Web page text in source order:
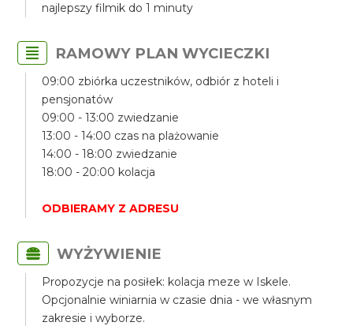
najlepszy filmik do 1 minuty
RAMOWY PLAN WYCIECZKI
09:00 zbiórka uczestników, odbiór z hoteli i
pensjonatów
09:00 - 13:00 zwiedzanie
13:00 - 14:00 czas na plażowanie
14:00 - 18:00 zwiedzanie
18:00 - 20:00 kolacja
ODBIERAMY Z ADRESU
WYŻYWIENIE
Propozycje na posiłek: kolacja meze w Iskele.
Opcjonalnie winiarnia w czasie dnia - we własnym
zakresie i wyborze.